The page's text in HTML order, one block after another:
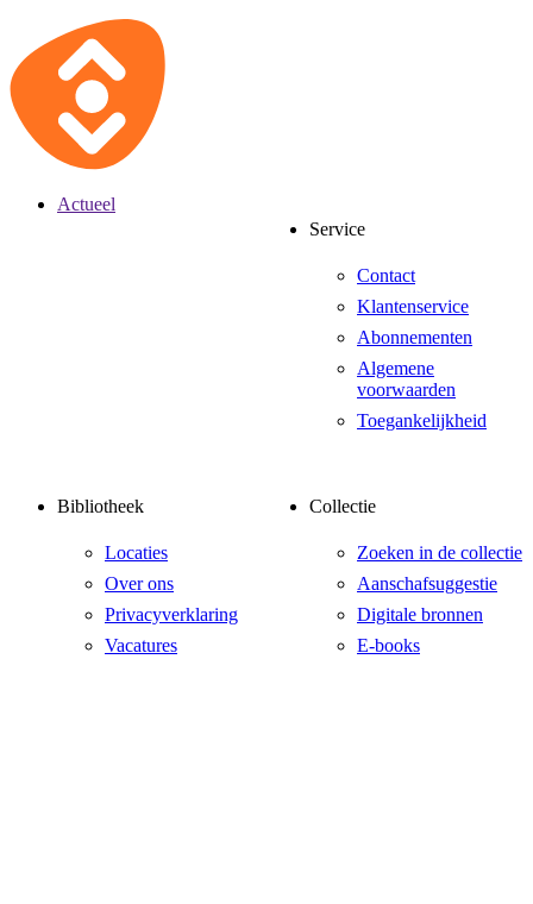
Actueel
Service
Contact
Klantenservice
Abonnementen
Algemene
voorwaarden
Toegankelijkheid
Bibliotheek
Locaties
Over ons
Privacyverklaring
Vacatures
Collectie
Zoeken in de collectie
Aanschafsuggestie
Digitale bronnen
E-books